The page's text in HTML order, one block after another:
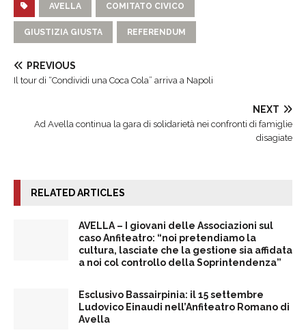
AVELLA COMITATO CIVICO
GIUSTIZIA GIUSTA REFERENDUM
PREVIOUS
Il tour di “Condividi una Coca Cola” arriva a Napoli
NEXT
Ad Avella continua la gara di solidarietà nei confronti di famiglie
disagiate
RELATED ARTICLES
AVELLA – I giovani delle Associazioni sul
caso Anfiteatro: “noi pretendiamo la
cultura, lasciate che la gestione sia affidata
a noi col controllo della Soprintendenza”
Esclusivo Bassairpinia: il 15 settembre
Ludovico Einaudi nell’Anfiteatro Romano di
Avella